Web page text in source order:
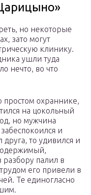
но некоторые
зато могут
клинику.
ушли туда
нечто, во что
простом охраннике,
на цокольный
но мужчина
и
то удивился и
одержимый,
разбору палил в
его привели в
Те единогласно